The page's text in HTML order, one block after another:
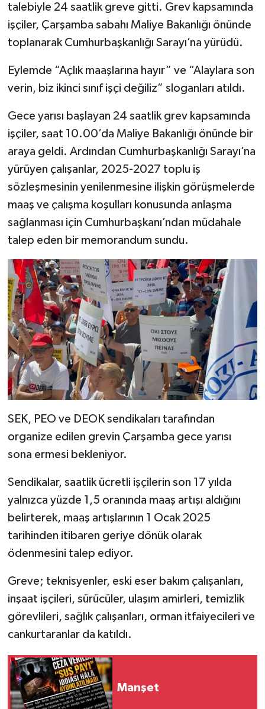
talebiyle 24 saatlik greve gitti. Grev kapsamında
işçiler, Çarşamba sabahı Maliye Bakanlığı önünde
toplanarak Cumhurbaşkanlığı Sarayı’na yürüdü.
Eylemde “Açlık maaşlarına hayır” ve “Alaylara son
verin, biz ikinci sınıf işçi değiliz” sloganları atıldı.
Gece yarısı başlayan 24 saatlik grev kapsamında
işçiler, saat 10.00’da Maliye Bakanlığı önünde bir
araya geldi. Ardından Cumhurbaşkanlığı Sarayı’na
yürüyen çalışanlar, 2025-2027 toplu iş
sözleşmesinin yenilenmesine ilişkin görüşmelerde
maaş ve çalışma koşulları konusunda anlaşma
sağlanması için Cumhurbaşkanı’ndan müdahale
talep eden bir memorandum sundu.
SEK, PEO ve DEOK sendikaları tarafından
organize edilen grevin Çarşamba gece yarısı
sona ermesi bekleniyor.
Sendikalar, saatlik ücretli işçilerin son 17 yılda
yalnızca yüzde 1,5 oranında maaş artışı aldığını
belirterek, maaş artışlarının 1 Ocak 2025
tarihinden itibaren geriye dönük olarak
ödenmesini talep ediyor.
Greve; teknisyenler, eski eser bakım çalışanları,
inşaat işçileri, sürücüler, ulaşım amirleri, temizlik
görevlileri, sağlık çalışanları, orman itfaiyecileri ve
cankurtaranlar da katıldı.
Manşet